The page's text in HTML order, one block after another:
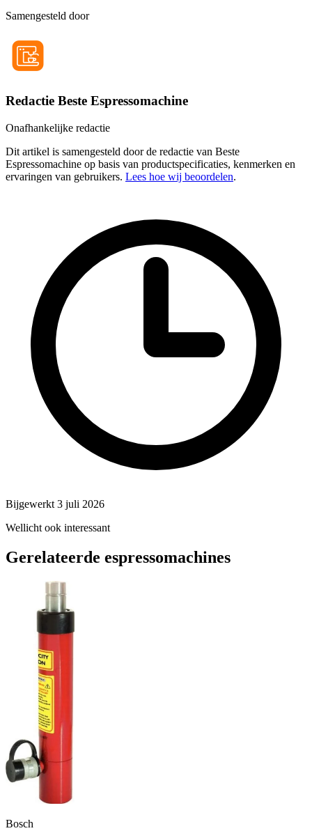
Samengesteld door
Redactie Beste Espressomachine
Onafhankelijke redactie
Dit artikel is samengesteld door de redactie van Beste
Espressomachine op basis van productspecificaties, kenmerken en
ervaringen van gebruikers. Lees hoe wij beoordelen.
Bijgewerkt 3 juli 2026
Wellicht ook interessant
Gerelateerde espressomachines
Bosch